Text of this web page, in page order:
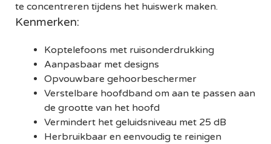
te concentreren tijdens het huiswerk maken.
Kenmerken:
Koptelefoons met ruisonderdrukking
Aanpasbaar met designs
Opvouwbare gehoorbeschermer
Verstelbare hoofdband om aan te passen aan
de grootte van het hoofd
Vermindert het geluidsniveau met 25 dB
Herbruikbaar en eenvoudig te reinigen